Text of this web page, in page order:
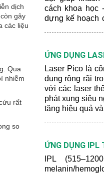
dịch
gây
các liệu
Qua
nhiễm
rất
so
cách khoa học
dựng kế hoạch
ỨNG DỤNG
Laser Pico là
dụng rộng rãi
với các laser
phát xung siêu
tăng hiệu quả
ỨNG DỤNG IPL
IPL
melanin/